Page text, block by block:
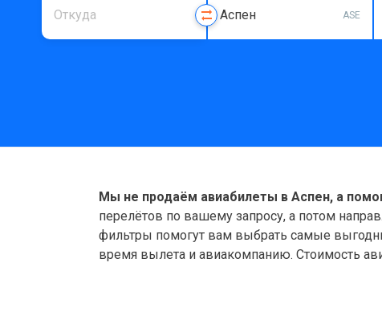
ASE
Мы не продаём авиабилеты в Аспен, а
перелётов по вашему запросу, а потом
фильтры помогут вам выбрать самые
время вылета и авиакомпанию. Стоимость